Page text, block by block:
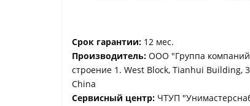
Срок гарантии: 12 мес.
Производитель: ООО "Группа компаний
строение 1. West Block, Tianhui Building,
China
Сервисный центр: ЧТУП